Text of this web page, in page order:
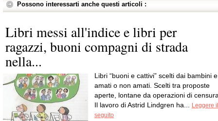
Possono interessarti anche questi articoli :
Libri messi all'indice e libri per
ragazzi, buoni compagni di strada
nella...
Libri “buoni e cattivi” scelti dai bambini e
amati o non amati. Scelti tra proposte
aperte, lontane da operazioni di
Il lavoro di Astrid Lindgren ha...
Leggere il
seguito